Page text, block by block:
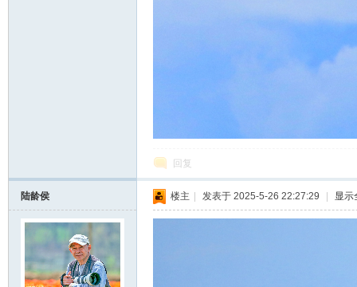
回复
陆龄侯 楼主 发表于 2025-5-26 22:27:29 显示